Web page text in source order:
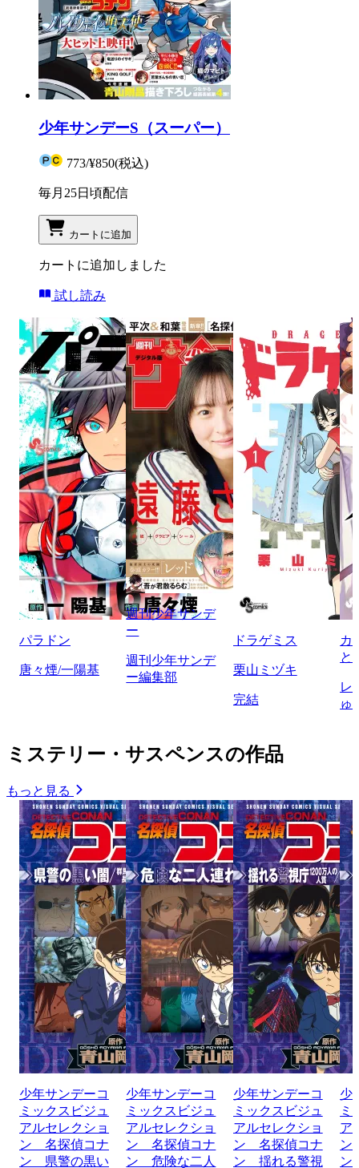
少年サンデーS（スーパー）
773/¥850(税込)
毎月25日頃配信
カートに追加
カートに追加しました
試し読み
パラドン
唐々煙/一陽基
週刊少年サンデ
ー
週刊少年サンデ
ー編集部
ドラゲミス
栗山ミヅキ
完結
カ
と
レ
ゅ
ミステリー・サスペンスの作品
もっと見る
少年サンデーコ
ミックスビジュ
アルセレクショ
ン 名探偵コナ
ン 県警の黒い
少年サンデーコ
ミックスビジュ
アルセレクショ
ン 名探偵コナ
ン 危険な二人
少年サンデーコ
ミックスビジュ
アルセレクショ
ン 名探偵コナ
ン 揺れる警視
少
ミ
ア
ン
ン